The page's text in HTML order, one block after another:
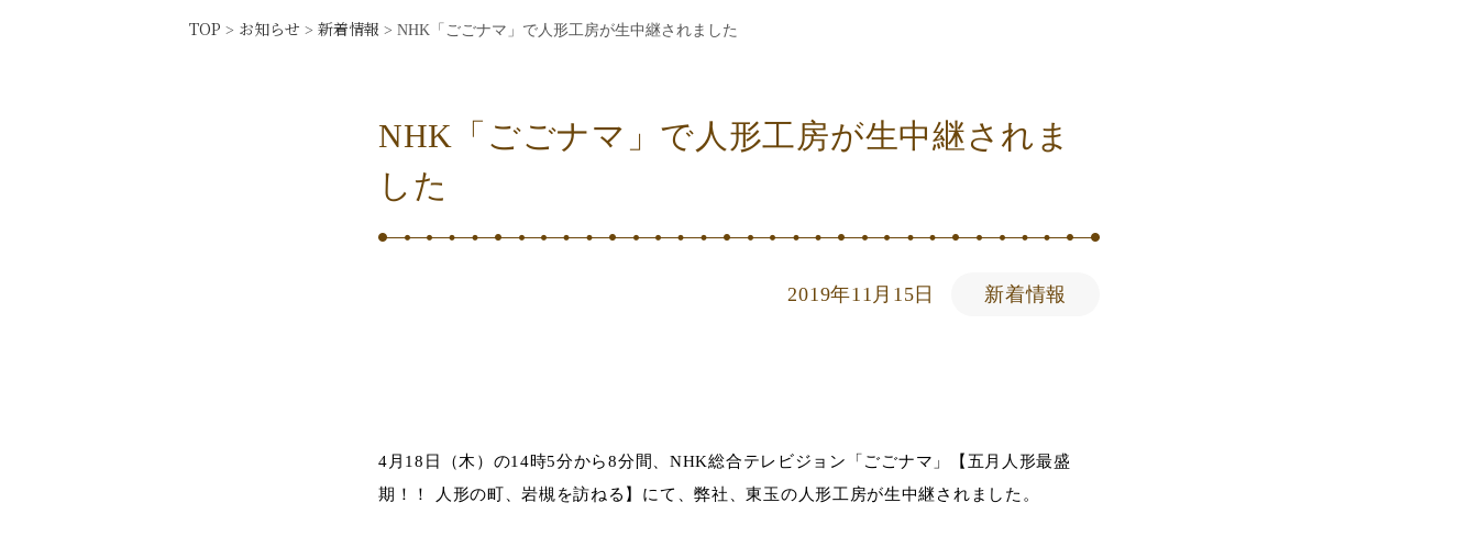
TOP > お知らせ > 新着情報 > NHK「ごごナマ」で人形工房が生中継されました
NHK「ごごナマ」で人形工房が生中継されま
した
2019年11月15日 新着情報
4月18日（木）の14時5分から8分間、NHK総合テレビジョン「ごごナマ」【五月人形最盛
期！！ 人形の町、岩槻を訪ねる】にて、弊社、東玉の人形工房が生中継されました。